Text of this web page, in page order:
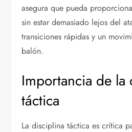
asegura que pueda
sin estar demasiado lejos del
transiciones rápidas y un
balón.
Importancia de la
táctica
La disciplina táctica es crítica